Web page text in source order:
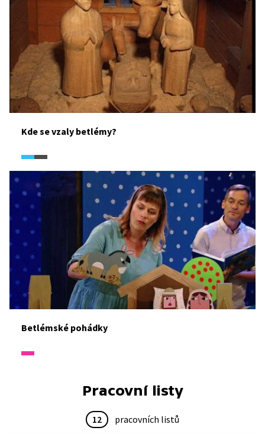
Kde se vzaly betlémy?
Betlémské pohádky
Pracovní listy
12 pracovních listů